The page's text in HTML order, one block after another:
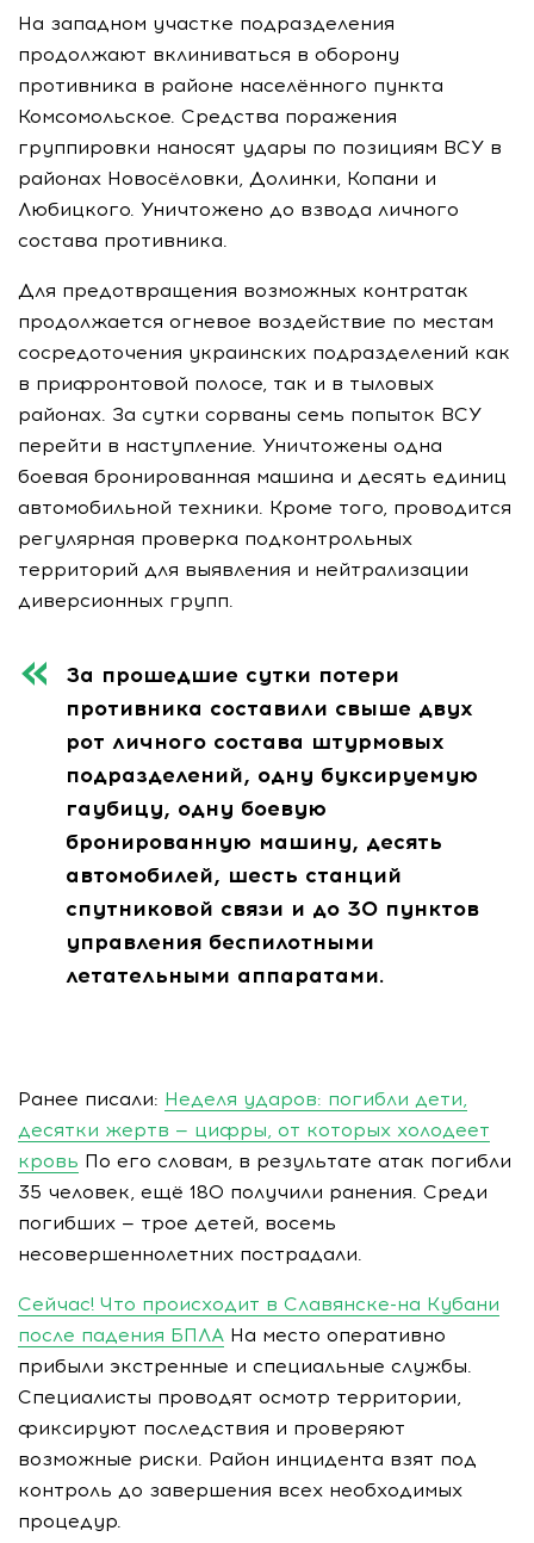
На западном участке подразделения
продолжают вклиниваться в оборону
противника в районе населённого пункта
Комсомольское. Средства поражения
группировки наносят удары по позициям ВСУ в
районах Новосёловки, Долинки, Копани и
Любицкого. Уничтожено до взвода личного
состава противника.
Для предотвращения возможных контратак
продолжается огневое воздействие по местам
сосредоточения украинских подразделений как
в прифронтовой полосе, так и в тыловых
районах. За сутки сорваны семь попыток ВСУ
перейти в наступление. Уничтожены одна
боевая бронированная машина и десять единиц
автомобильной техники. Кроме того, проводится
регулярная проверка подконтрольных
территорий для выявления и нейтрализации
диверсионных групп.
За прошедшие сутки потери
противника составили свыше двух
рот личного состава штурмовых
подразделений, одну буксируемую
гаубицу, одну боевую
бронированную машину, десять
автомобилей, шесть станций
спутниковой связи и до 30 пунктов
управления беспилотными
летательными аппаратами.
Ранее писали: Неделя ударов: погибли дети,
десятки жертв — цифры, от которых холодеет
кровь По его словам, в результате атак погибли
35 человек, ещё 180 получили ранения. Среди
погибших — трое детей, восемь
несовершеннолетних пострадали.
Сейчас! Что происходит в Славянске-на Кубани
после падения БПЛА На место оперативно
прибыли экстренные и специальные службы.
Специалисты проводят осмотр территории,
фиксируют последствия и проверяют
возможные риски. Район инцидента взят под
контроль до завершения всех необходимых
процедур.